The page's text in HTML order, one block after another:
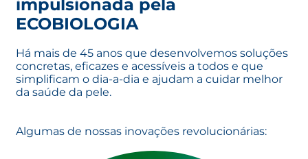
impulsionada pela
ECOBIOLOGIA
Há mais de 45 anos que desenvolvemos soluções
concretas, eficazes e acessíveis a todos e que
simplificam o dia-a-dia e ajudam a cuidar melhor
da saúde da pele.
Algumas de nossas inovações revolucionárias: